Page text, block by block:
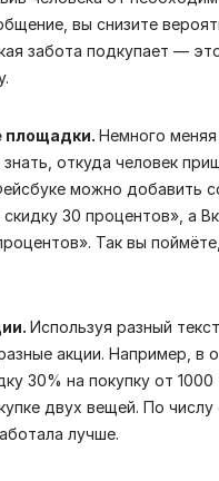
вы снизите
забота подкупает —
площадки. Немного
откуда человек
можно добавить
30 процентов», а
Так вы
Используя разный
акции. Например, в
30% на покупку от
двух вещей. По числу
лучше.